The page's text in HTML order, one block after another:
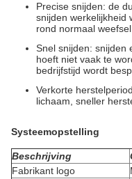
Precise snijden: de
snijden werkelijkheid
rond normaal weefsel
Snel snijden: snijden
hoeft niet vaak te
bedrijfstijd wordt
Verkorte
lichaam, sneller
Systeemopstelling
Beschrijving
Fabrikant logo